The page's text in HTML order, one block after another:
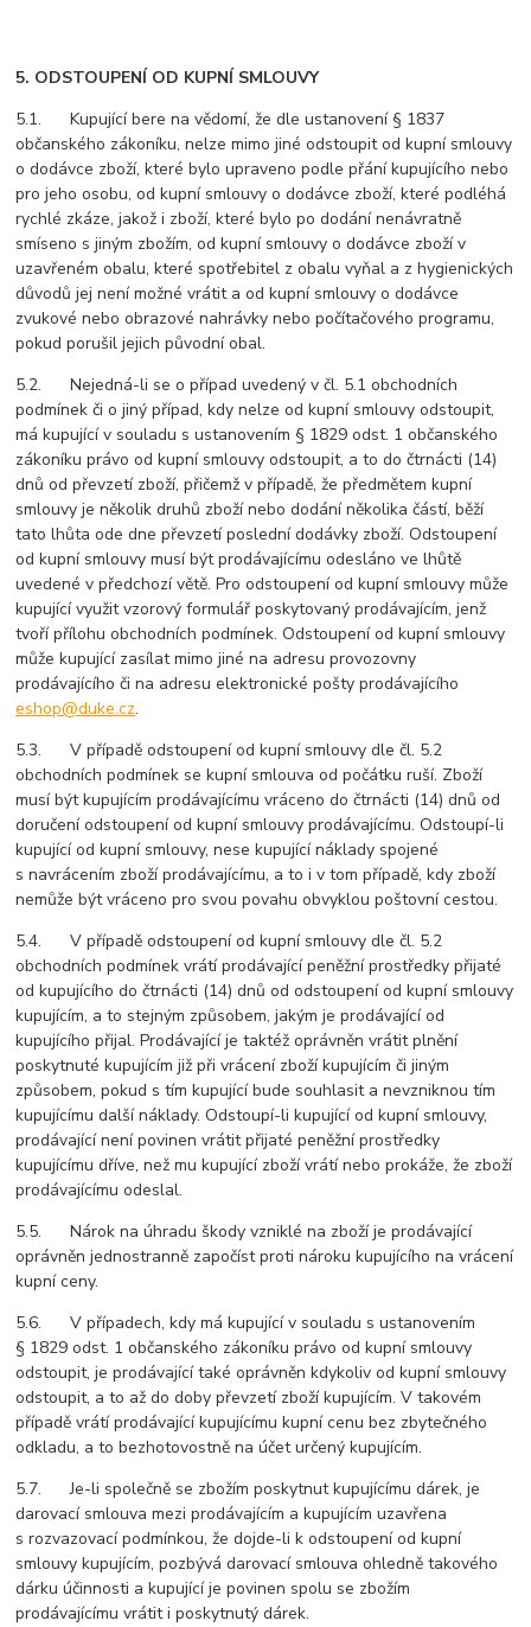
5. ODSTOUPENÍ OD KUPNÍ SMLOUVY
5.1. Kupující bere na vědomí, že dle ustanovení § 1837
občanského zákoníku, nelze mimo jiné odstoupit od kupní smlouvy
o dodávce zboží, které bylo upraveno podle přání kupujícího nebo
pro jeho osobu, od kupní smlouvy o dodávce zboží, které podléhá
rychlé zkáze, jakož i zboží, které bylo po dodání nenávratně
smíseno s jiným zbožím, od kupní smlouvy o dodávce zboží v
uzavřeném obalu, které spotřebitel z obalu vyňal a z hygienických
důvodů jej není možné vrátit a od kupní smlouvy o dodávce
zvukové nebo obrazové nahrávky nebo počítačového programu,
pokud porušil jejich původní obal.
5.2. Nejedná-li se o případ uvedený v čl. 5.1 obchodních
podmínek či o jiný případ, kdy nelze od kupní smlouvy odstoupit,
má kupující v souladu s ustanovením § 1829 odst. 1 občanského
zákoníku právo od kupní smlouvy odstoupit, a to do čtrnácti (14)
dnů od převzetí zboží, přičemž v případě, že předmětem kupní
smlouvy je několik druhů zboží nebo dodání několika částí, běží
tato lhůta ode dne převzetí poslední dodávky zboží. Odstoupení
od kupní smlouvy musí být prodávajícímu odesláno ve lhůtě
uvedené v předchozí větě. Pro odstoupení od kupní smlouvy může
kupující využit vzorový formulář poskytovaný prodávajícím, jenž
tvoří přílohu obchodních podmínek. Odstoupení od kupní smlouvy
může kupující zasílat mimo jiné na adresu provozovny
prodávajícího či na adresu elektronické pošty prodávajícího
eshop@duke.cz.
5.3. V případě odstoupení od kupní smlouvy dle čl. 5.2
obchodních podmínek se kupní smlouva od počátku ruší. Zboží
musí být kupujícím prodávajícímu vráceno do čtrnácti (14) dnů od
doručení odstoupení od kupní smlouvy prodávajícímu. Odstoupí-li
kupující od kupní smlouvy, nese kupující náklady spojené
s navrácením zboží prodávajícímu, a to i v tom případě, kdy zboží
nemůže být vráceno pro svou povahu obvyklou poštovní cestou.
5.4. V případě odstoupení od kupní smlouvy dle čl. 5.2
obchodních podmínek vrátí prodávající peněžní prostředky přijaté
od kupujícího do čtrnácti (14) dnů od odstoupení od kupní smlouvy
kupujícím, a to stejným způsobem, jakým je prodávající od
kupujícího přijal. Prodávající je taktéž oprávněn vrátit plnění
poskytnuté kupujícím již při vrácení zboží kupujícím či jiným
způsobem, pokud s tím kupující bude souhlasit a nevzniknou tím
kupujícímu další náklady. Odstoupí-li kupující od kupní smlouvy,
prodávající není povinen vrátit přijaté peněžní prostředky
kupujícímu dříve, než mu kupující zboží vrátí nebo prokáže, že zboží
prodávajícímu odeslal.
5.5. Nárok na úhradu škody vzniklé na zboží je prodávající
oprávněn jednostranně započíst proti nároku kupujícího na vrácení
kupní ceny.
5.6. V případech, kdy má kupující v souladu s ustanovením
§ 1829 odst. 1 občanského zákoníku právo od kupní smlouvy
odstoupit, je prodávající také oprávněn kdykoliv od kupní smlouvy
odstoupit, a to až do doby převzetí zboží kupujícím. V takovém
případě vrátí prodávající kupujícímu kupní cenu bez zbytečného
odkladu, a to bezhotovostně na účet určený kupujícím.
5.7. Je-li společně se zbožím poskytnut kupujícímu dárek, je
darovací smlouva mezi prodávajícím a kupujícím uzavřena
s rozvazovací podmínkou, že dojde-li k odstoupení od kupní
smlouvy kupujícím, pozbývá darovací smlouva ohledně takového
dárku účinnosti a kupující je povinen spolu se zbožím
prodávajícímu vrátit i poskytnutý dárek.